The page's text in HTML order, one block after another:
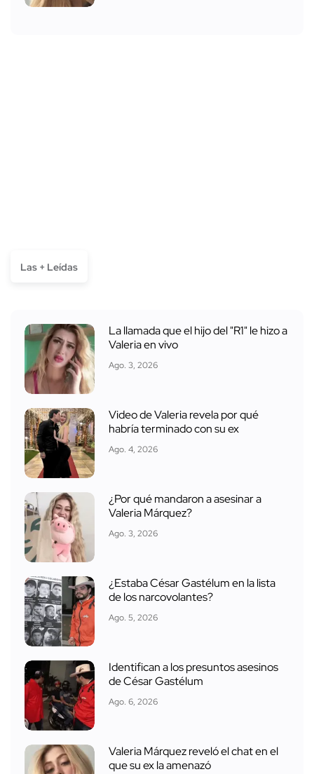
Las + Leídas
La llamada que el hijo del "R1" le hizo a
Valeria en vivo
Ago. 3, 2026
Video de Valeria revela por qué
habría terminado con su ex
Ago. 4, 2026
¿Por qué mandaron a asesinar a
Valeria Márquez?
Ago. 3, 2026
¿Estaba César Gastélum en la lista
de los narcovolantes?
Ago. 5, 2026
Identifican a los presuntos asesinos
de César Gastélum
Ago. 6, 2026
Valeria Márquez reveló el chat en el
que su ex la amenazó